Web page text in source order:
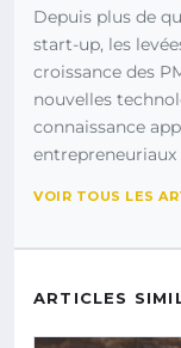
Depuis plus de
start-up, les
croissance des
nouvelles
connaissance
entrepreneuriaux
VOIR TOUS LES
ARTICLES